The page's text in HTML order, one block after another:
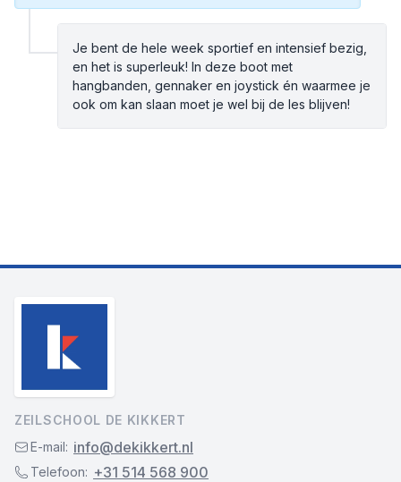
Je bent de hele week sportief en intensief bezig,
en het is superleuk! In deze boot met
hangbanden, gennaker en joystick én waarmee je
ook om kan slaan moet je wel bij de les blijven!
ZEILSCHOOL DE KIKKERT
E-mail: info@dekikkert.nl
Telefoon: +31 514 568 900